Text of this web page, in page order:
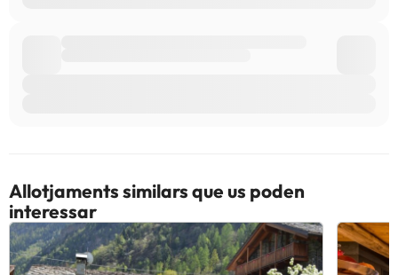
Allotjaments similars que us poden
interessar